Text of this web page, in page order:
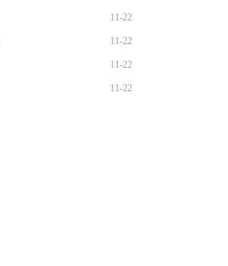
11-22
11-22
11-22
11-22